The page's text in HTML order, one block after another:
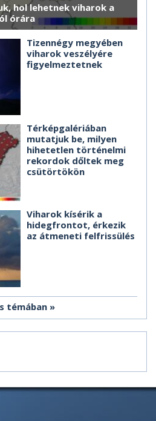
hol lehetnek viharok a
órára
Tizennégy megyében
viharok veszélyére
figyelmeztetnek
Térképgalériában
mutatjuk be, milyen
hihetetlen történelmi
rekordok dőltek meg
csütörtökön
Viharok kísérik a
hidegfrontot, érkezik
az átmeneti felfrissülés
témában